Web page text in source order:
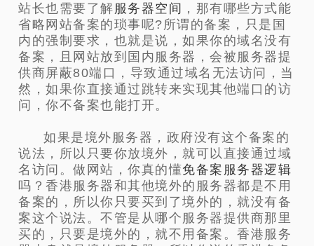
站长也需要了解 服务器空间 ，那有哪些方式能
省略网站备案的琐事呢?所谓的备案，只是国
内的强制要求，也就是说，如果你的域名没有
备案，且网站放到国内服务器，会被服务器提
供商屏蔽80端口，导致通过域名无法访问，当
然，如果你直接通过跳转来实现其他端口的访
问，你不备案也能打开。
如果是境外服务器，政府没有这个备案的
说法，所以只要你放境外，就可以直接通过域
名访问。做网站，你真的懂免备案服务器逻辑
吗？香港服务器和其他境外的服务器都是不用
备案的，所以你只要买到了境外的，就没有备
案这个说法。不管是从哪个服务器提供商那里
买的，只要是境外的，就不用备案。香港服务